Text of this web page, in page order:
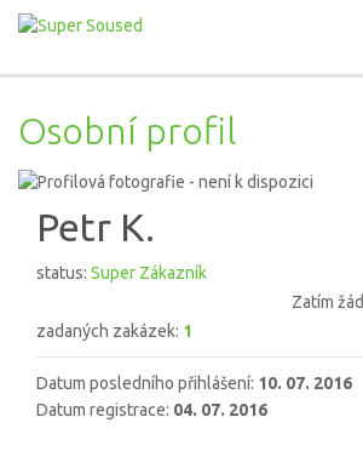
Osobní profil
Petr K.
status: Super Zákazník
Zatím
zadaných zakázek: 1
Datum posledního přihlášení: 10. 07. 2016
Datum registrace: 04. 07. 2016